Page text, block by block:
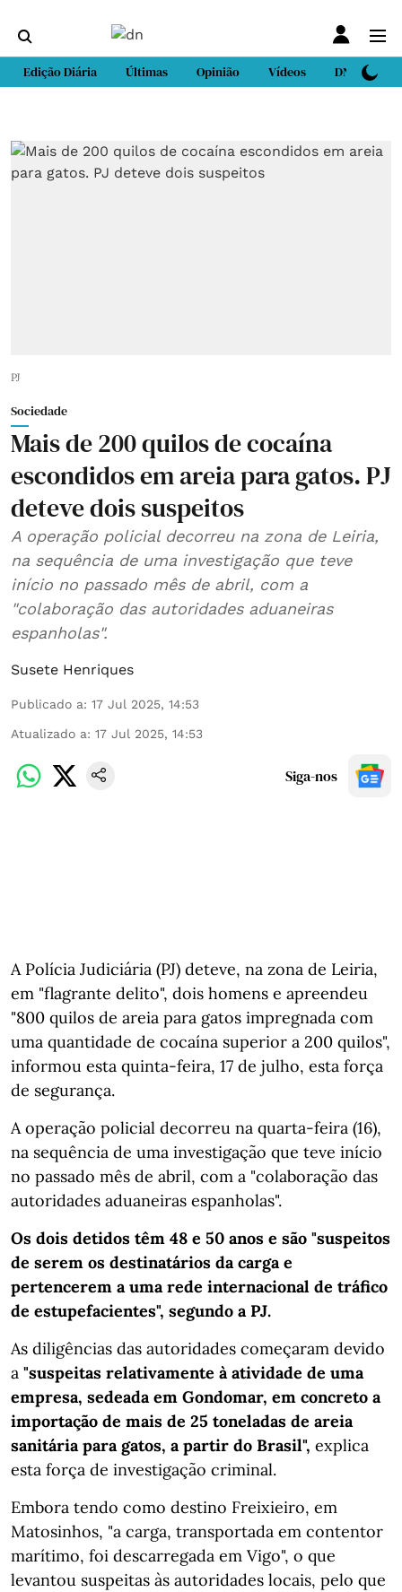
Edição Diária Últimas Opinião Vídeos DN Sport
PJ
Sociedade
Mais de 200 quilos de cocaína
escondidos em areia para gatos. PJ
deteve dois suspeitos
A operação policial decorreu na zona de Leiria,
na sequência de uma investigação que teve
início no passado mês de abril, com a
"colaboração das autoridades aduaneiras
espanholas".
Susete Henriques
Publicado a: 17 Jul 2025, 14:53
Atualizado a: 17 Jul 2025, 14:53
Siga-nos
A Polícia Judiciária (PJ) deteve, na zona de Leiria,
em "flagrante delito", dois homens e apreendeu
"800 quilos de areia para gatos impregnada com
uma quantidade de cocaína superior a 200 quilos",
informou esta quinta-feira, 17 de julho, esta força
de segurança.
A operação policial decorreu na quarta-feira (16),
na sequência de uma investigação que teve início
no passado mês de abril, com a "colaboração das
autoridades aduaneiras espanholas".
Os dois detidos têm 48 e 50 anos e são "suspeitos
de serem os destinatários da carga e
pertencerem a uma rede internacional de tráfico
de estupefacientes", segundo a PJ.
As diligências das autoridades começaram devido
a "suspeitas relativamente à atividade de uma
empresa, sedeada em Gondomar, em concreto a
importação de mais de 25 toneladas de areia
sanitária para gatos, a partir do Brasil", explica
esta força de investigação criminal.
Embora tendo como destino Freixieiro, em
Matosinhos, "a carga, transportada em contentor
marítimo, foi descarregada em Vigo", o que
levantou suspeitas às autoridades locais, pelo que